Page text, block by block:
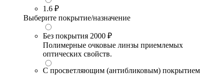
1.6 ₽
Выберите покрытие/назначение
Без покрытия 2000 ₽
Полимерные очковые линзы приемлемых
оптических свойств.
С просветляющим (антибликовым) покрытием